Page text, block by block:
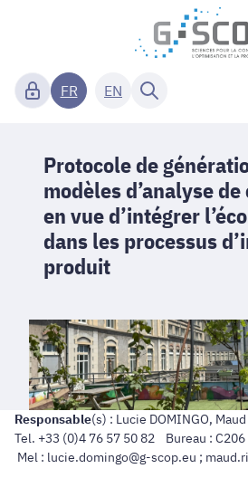
FR EN
Protocole de
modèles d’analyse
en vue d’intégrer
dans les processus
produit
Responsable(s) : Lucie DOMINGO,
Tel. +33 (0)4 76 57 50 82 Bureau : C206
Mel : lucie.domingo@g-scop.eu ;